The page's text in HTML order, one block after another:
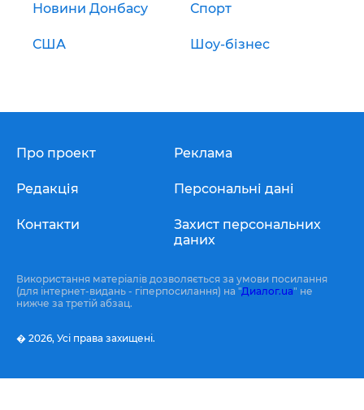
Новини Донбасу Спорт
США Шоу-бізнес
Про проект
Редакція
Контакти
Реклама
Персональні дані
Захист персональних
даних
Використання матеріалів дозволяється за умови посилання
(для інтернет-видань - гіперпосилання) на "Диалог.ua" не
нижче за третій абзац.
� 2026, Усі права захищені.